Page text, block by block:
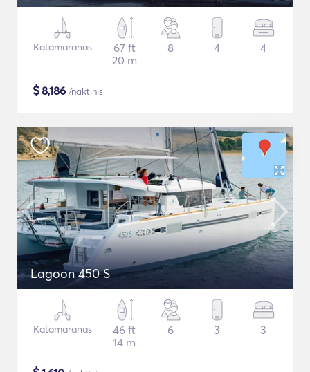
Katamaranas
67 ft
20 m
8 4 4
$8,186 /naktinis
Lagoon 450 S
Katamaranas
46 ft
14 m
6 3 3